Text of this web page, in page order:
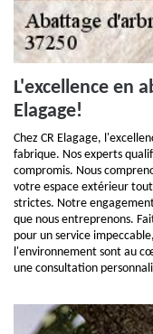
L'excellence en
Elagage!
Chez CR Elagage,
fabrique. Nos experts
compromis. Nous
votre espace extérieur
strictes. Notre
que nous entreprenons.
pour un service
l'environnement sont au
une consultation